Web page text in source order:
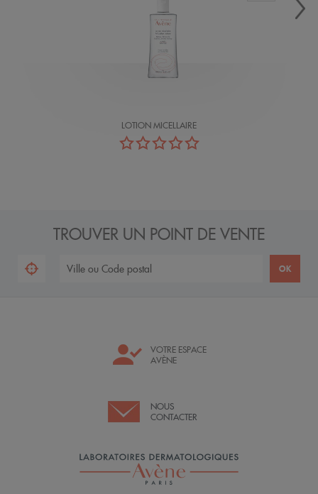
LOTION MICELLAIRE
TROUVER UN POINT DE VENTE
VOTRE ESPACE
AVÈNE
NOUS
CONTACTER